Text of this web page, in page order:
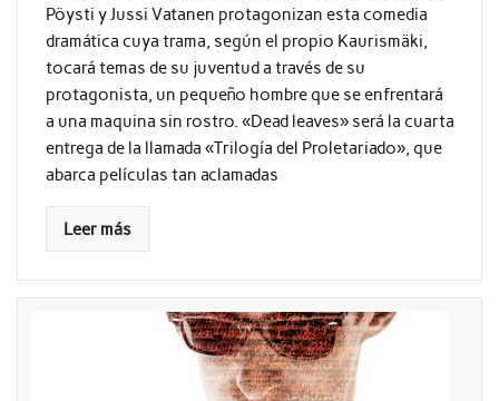
Pöysti y Jussi Vatanen protagonizan esta comedia
dramática cuya trama, según el propio Kaurismäki,
tocará temas de su juventud a través de su
protagonista, un pequeño hombre que se enfrentará
a una maquina sin rostro. «Dead leaves» será la cuarta
entrega de la llamada «Trilogía del Proletariado», que
abarca películas tan aclamadas
Leer más